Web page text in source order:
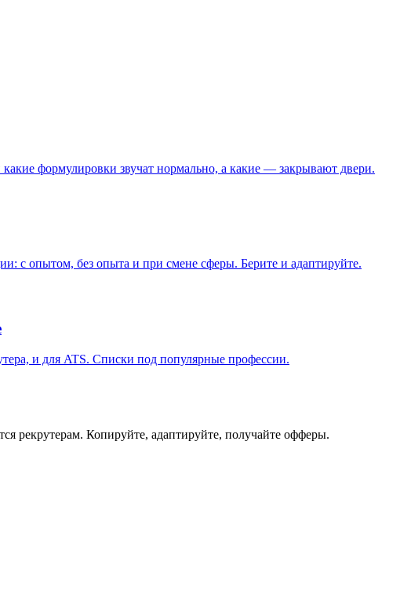
формулировки звучат нормально, а какие — закрывают двери.
с опытом, без опыта и при смене сферы. Берите и адаптируйте.
и для ATS. Списки под популярные профессии.
рекрутерам. Копируйте, адаптируйте, получайте офферы.